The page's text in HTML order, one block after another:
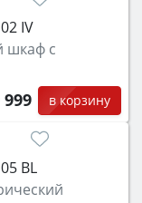
IV
шкаф с
999 в корзину
BL